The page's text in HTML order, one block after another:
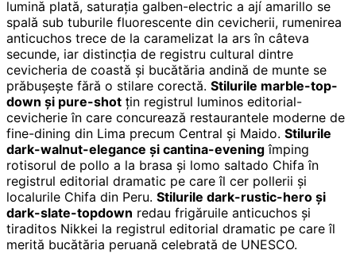
lumină plată, saturația galben-electric a ají amarillo se
spală sub tuburile fluorescente din cevicherii, rumenirea
anticuchos trece de la caramelizat la ars în câteva
secunde, iar distincția de registru cultural dintre
cevicheria de coastă și bucătăria andină de munte se
prăbușește fără o stilare corectă. Stilurile marble-top-
down și pure-shot țin registrul luminos editorial-
cevicherie în care concurează restaurantele moderne de
fine-dining din Lima precum Central și Maido. Stilurile
dark-walnut-elegance și cantina-evening împing
rotisorul de pollo a la brasa și lomo saltado Chifa în
registrul editorial dramatic pe care îl cer pollerii și
localurile Chifa din Peru. Stilurile dark-rustic-hero și
dark-slate-topdown redau frigăruile anticuchos și
tiraditos Nikkei la registrul editorial dramatic pe care îl
merită bucătăria peruană celebrată de UNESCO.